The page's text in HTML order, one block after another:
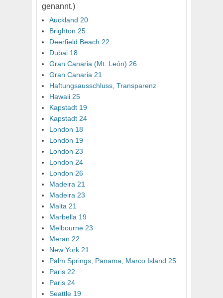
genannt.)
Auckland 20
Brighton 25
Deerfield Beach 22
Dubai 18
Gran Canaria (Mt. León) 26
Gran Canaria 21
Haftungsausschluss, Transparenz
Hawaii 25
Kapstadt 19
Kapstadt 24
London 18
London 19
London 23
London 24
London 26
Madeira 21
Madeira 23
Malta 21
Marbella 19
Melbourne 23
Meran 22
New York 21
Palm Springs, Panama, Marco Island 25
Paris 22
Paris 24
Seattle 19